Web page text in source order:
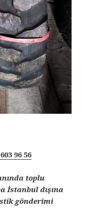
96 56
toplu
İstanbul dışına
gönderimi